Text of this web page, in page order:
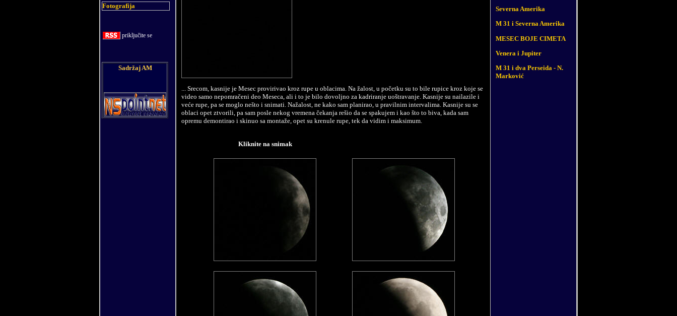
Fotografija
priključite se
Sadržaj AM
... Srecom, kasnije je Mesec provirivao kroz rupe u oblacima. Na žalost, u početku su to bile rupice kroz koje se
video samo nepomračeni deo Meseca, ali i to je bilo dovoljno za kadriranje uoštravanje. Kasnije su nailazile i
veće rupe, pa se moglo nešto i snimati. Nažalost, ne kako sam planirao, u pravilnim intervalima. Kasnije su se
oblaci opet ztvorili, pa sam posle nekog vremena čekanja rešio da se spakujem i kao što to biva, kada sam
opremu demontirao i skinuo sa montaže, opet su krenule rupe, tek da vidim i maksimum.
Kliknite na snimak
Severna Amerika
M 31 i Severna Amerika
MESEC BOJE CIMETA
Venera i Jupiter
M 31 i dva Perseida - N.
Marković